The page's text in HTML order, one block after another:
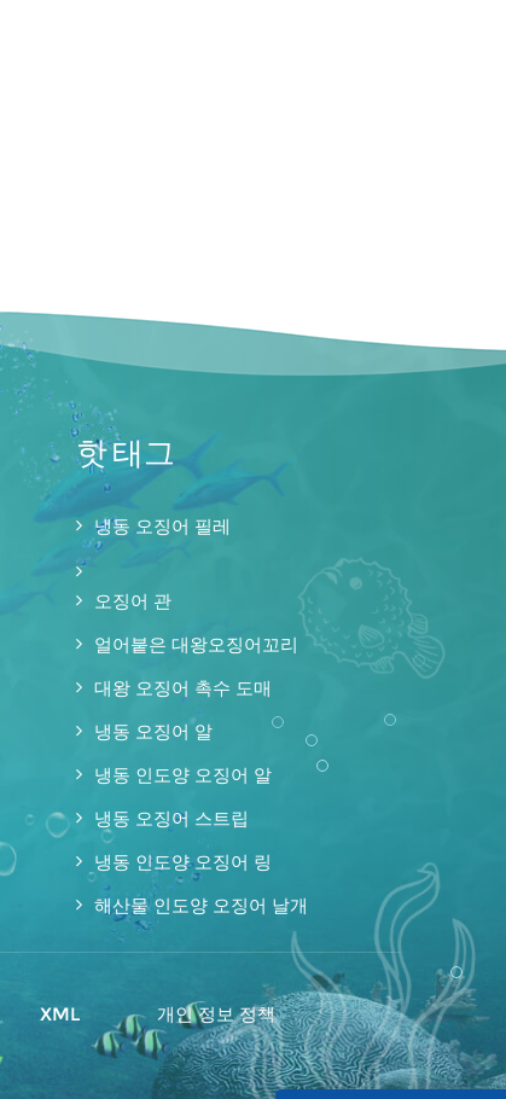
핫 태그
냉동 오징어 필레
오징어 관
얼어붙은 대왕오징어꼬리
대왕 오징어 촉수 도매
냉동 오징어 알
냉동 인도양 오징어 알
냉동 오징어 스트립
냉동 인도양 오징어 링
해산물 인도양 오징어 날개
XML 개인 정보 정책